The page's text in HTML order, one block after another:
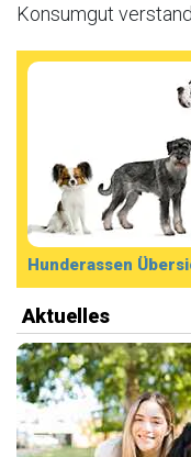
Konsumgut
Hunderassen
Aktuelles